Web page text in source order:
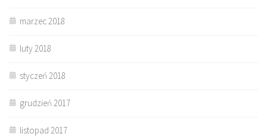
marzec 2018
luty 2018
styczeń 2018
grudzień 2017
listopad 2017